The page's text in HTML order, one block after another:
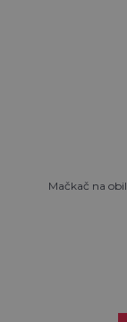
Mačkač na